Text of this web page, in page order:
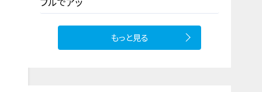
もっと見る